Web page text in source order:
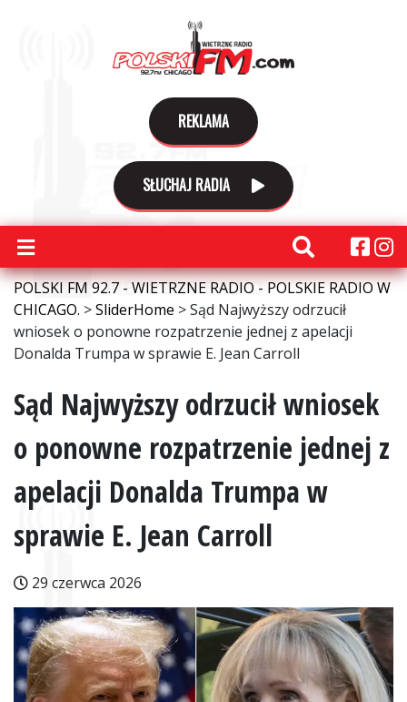
REKLAMA
SŁUCHAJ RADIA
POLSKI FM 92.7 - WIETRZNE RADIO - POLSKIE RADIO W
CHICAGO. >SliderHome >Sąd Najwyższy odrzucił
wniosek o ponowne rozpatrzenie jednej z apelacji
Donalda Trumpa w sprawie E. Jean Carroll
Sąd Najwyższy odrzucił wniosek
o ponowne rozpatrzenie jednej z
apelacji Donalda Trumpa w
sprawie E. Jean Carroll
29 czerwca 2026